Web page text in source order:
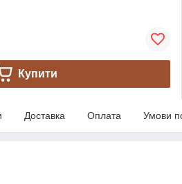
Купити
Доставка Оплата Умови